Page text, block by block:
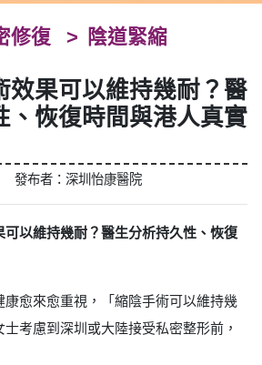
修復 陰道緊縮
效果可以維持幾耐？醫
、恢復時間與港人真實
發布者：深圳怡康醫院
可以維持幾耐？醫生分析持久性、恢復
康愈來愈重視，「縮陰手術可以維持幾
考慮到深圳或大陸接受私密整形前，